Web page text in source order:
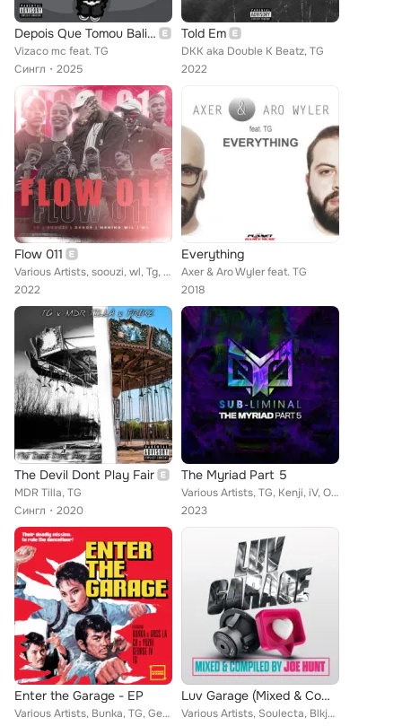
Depois Que Tomou Balinha
Vizaco mc feat. TG
Сингл
2025
Told Em
DKK aka Double K Beatz, TG
2022
Flow 011
Various Artists, soouzi, wl, Tg, Dendê, Menino will
2022
Everything
Axer & Aro Wyler feat. TG
2018
The Devil Dont Play Fair
MDR Tilla, TG
Сингл
2020
The Myriad Part 5
Various Artists, TG, Kenji, iV, Ominous, Damageman, Martyn Nytram, RV, Neman, Illament, Dreadnaught, Mvdvy, JTR, Ingenuity, Warh...
2023
Enter the Garage - EP
Various Artists, Bunka, TG, George IV, Yozhi, Miss L.A., CB
Luv Garage (Mixed & Compiled By Joe Hunt)
Various Artists, Soulecta, Blkjck, Gavin Foord, Blakk Habit, Joe Hunt, Prozak, Aki, TG, Badger, Phono - Vibez, Proper Tings, Tuf...